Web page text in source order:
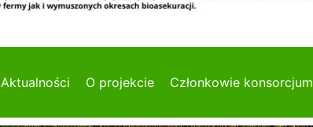
Aktualności O projekcie Członkowie konsorcjum